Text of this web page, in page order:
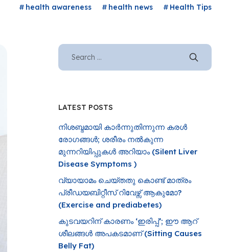
health awareness health news Health Tips
LATEST POSTS
നിശബ്ദമായി കാർന്നുതിന്നുന്ന കരൾ
രോഗങ്ങൾ; ശരീരം നൽകുന്ന
മുന്നറിയിപ്പുകൾ അറിയാം (Silent Liver
Disease Symptoms )
വ്യായാമം ചെയ്തതു കൊണ്ട് മാത്രം
പ്രീഡയബിറ്റീസ് റിവേഴ്സ് ആകുമോ?
(Exercise and prediabetes)
കുടവയറിന് കാരണം ‘ഇരിപ്പ്’; ഈ ആറ്
ശീലങ്ങൾ അപകടമാണ് (Sitting Causes
Belly Fat)